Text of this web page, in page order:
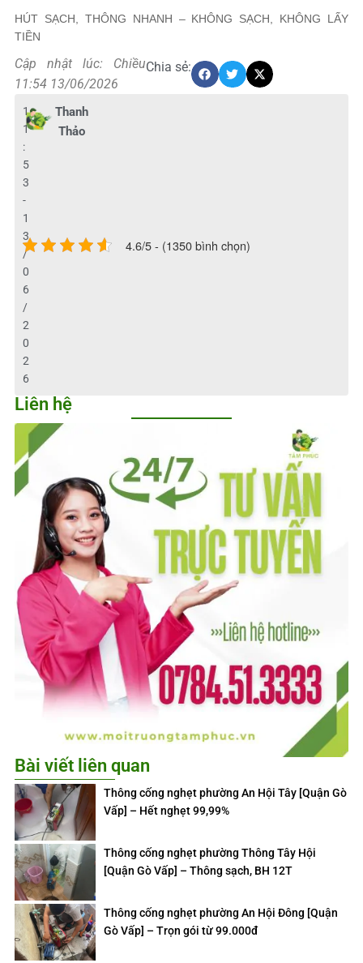
HÚT SẠCH, THÔNG NHANH – KHÔNG SẠCH, KHÔNG LẤY
TIỀN
Cập nhật lúc: Chiều
11:54 13/06/2026
Chia sẻ:
Thanh
Thảo
1
1
:
5
3
-
1
3
/
0
6
/
2
0
2
6
4.6/5 - (1350 bình chọn)
Liên hệ
Bài viết liên quan
Thông cống nghẹt phường An Hội Tây [Quận Gò
Vấp] – Hết nghẹt 99,99%
Thông cống nghẹt phường Thông Tây Hội
[Quận Gò Vấp] – Thông sạch, BH 12T
Thông cống nghẹt phường An Hội Đông [Quận
Gò Vấp] – Trọn gói từ 99.000đ